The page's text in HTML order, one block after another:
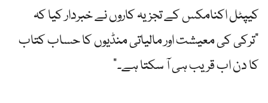
کیپٹل اکنامکس کے تجزیہ کاروں نے خبردار کیا کہ
"ترکی کی معیشت اور مالیاتی منڈیوں کا حساب کتاب
کا دن اب قریب ہی آ سکتا ہے۔”